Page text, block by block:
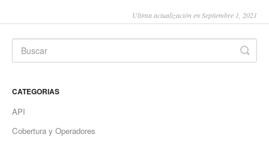
Ultima actualización en Septiembre 1, 2021
CATEGORIAS
API
Cobertura y Operadores